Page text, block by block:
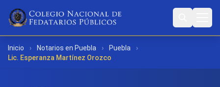
Inicio › Notarios en Puebla › Puebla
›
Lic. Esperanza Martínez Orozco